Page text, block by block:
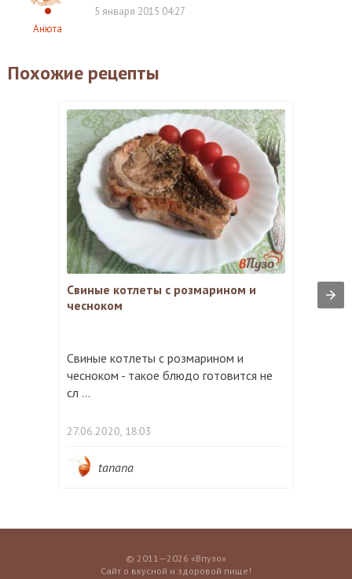
Анюта
5 января 2015 04:27
Похожие рецепты
Свиные котлеты с розмарином и
чесноком
Свиные котлеты с розмарином и
чесноком - такое блюдо готовится не
сл ...
27.06.2020, 18:03
tanana
© 2011—2026 «Впузо»
Сайт о вкусной и здоровой пище!